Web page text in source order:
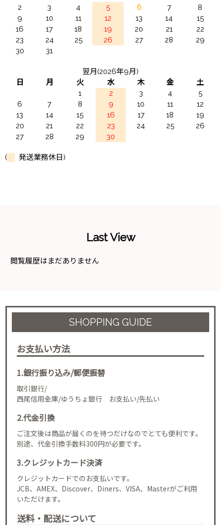
2
3 4 5 6 7
8
9
10 11 12 13 14
15
16
17 18 19 20 21
22
23
24 25 26 27 28
29
30
31
翌月(2026年9月)
日
月 火 水 木 金
土
1
2 3 4
5
6
7 8 9 10 11
12
13
14 15 16 17 18
19
20
21 22 23 24 25
26
27
28 29 30
( 発送業務休日)
Last View
閲覧履歴はまだありません
SHOPPING GUIDE
お支払い方法
1.銀行振り込み/郵便振替
取引銀行/
西尾信用金庫/ゆうちょ銀行 お支払い/先払い
2.代金引換
ご注文後は商品が届くのを待つだけなのでとても便利です。
別途、代金引換手数料300円が必要です。
3.クレジットカード決済
クレジットカードでのお支払いです。
JCB、AMEX、Discover、Diners、VISA、Masterがご利用
いただけます。
送料・配送について